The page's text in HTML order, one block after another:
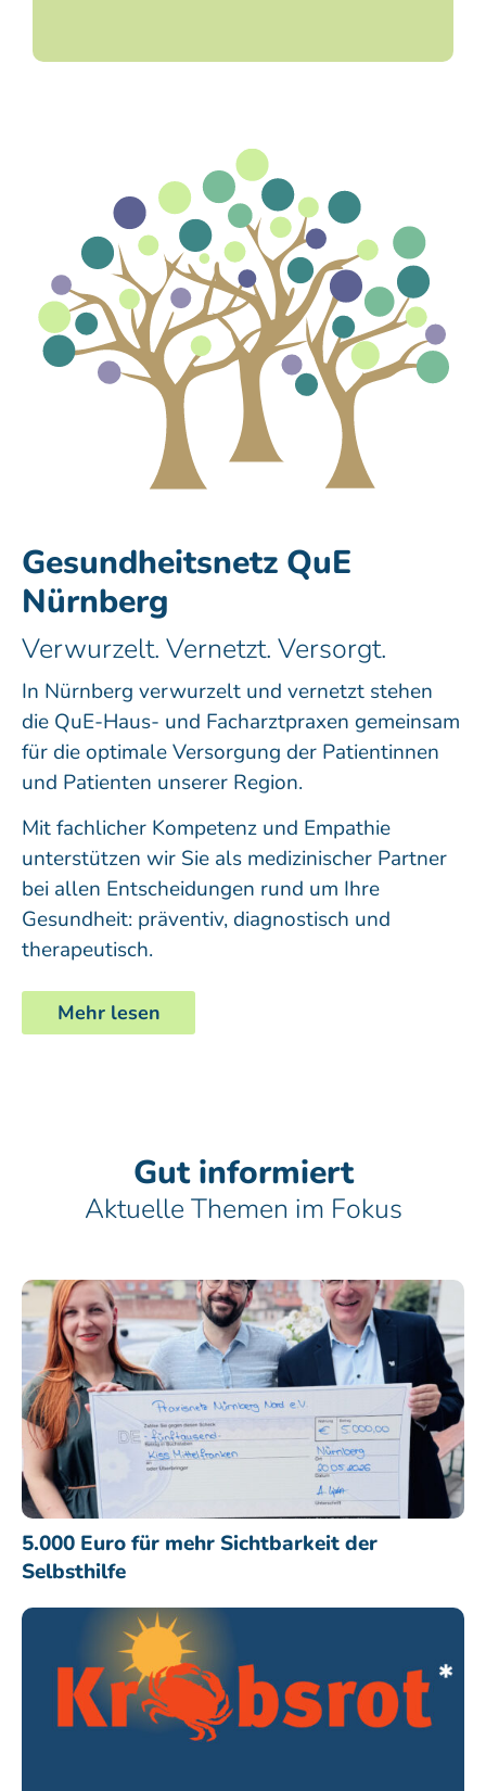
Gesundheitsnetz QuE
Nürnberg
Verwurzelt. Vernetzt. Versorgt.
In Nürnberg verwurzelt und vernetzt stehen
die QuE-Haus- und Facharztpraxen gemeinsam
für die optimale Versorgung der Patientinnen
und Patienten unserer Region.
Mit fachlicher Kompetenz und Empathie
unterstützen wir Sie als medizinischer Partner
bei allen Entscheidungen rund um Ihre
Gesundheit: präventiv, diagnostisch und
therapeutisch.
Mehr lesen
Gut informiert
Aktuelle Themen im Fokus
5.000 Euro für mehr Sichtbarkeit der
Selbsthilfe